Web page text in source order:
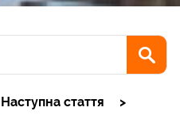
Наступна стаття